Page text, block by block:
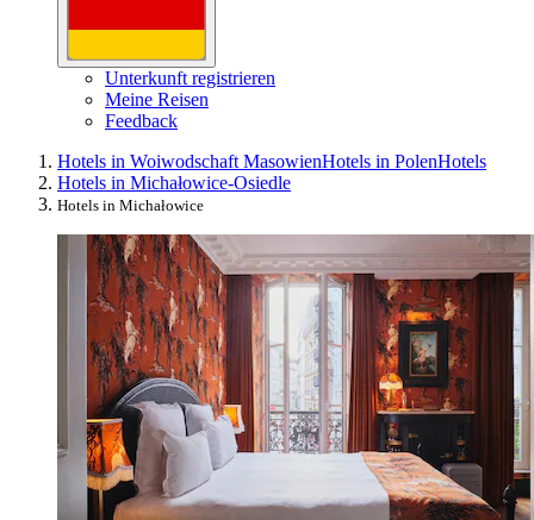
Unterkunft registrieren
Meine Reisen
Feedback
Hotels in Woiwodschaft MasowienHotels in PolenHotels
Hotels in Michałowice-Osiedle
Hotels in Michałowice